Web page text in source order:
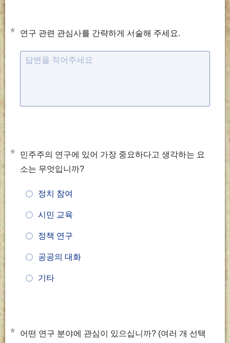
* 연구 관련 관심사를 간략하게 서술해 주세요.
답변을 적어주세요
*
민주주의 연구에 있어 가장 중요하다고 생각하는 요
소는 무엇입니까?
정치 참여
시민 교육
정책 연구
공공의 대화
기타
*
어떤 연구 분야에 관심이 있으십니까? (여러 개 선택